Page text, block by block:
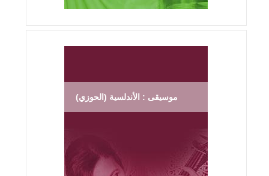
موسيقى : الأندلسية (الحوزي)